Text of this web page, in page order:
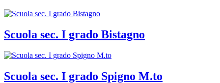
Scuola sec. I grado Bistagno
Scuola sec. I grado Spigno M.to